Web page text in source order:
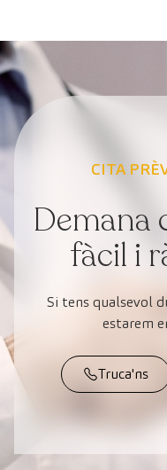
CITA
Demana
fàcil i
Si tens qualsevol
estarem
Truca'ns